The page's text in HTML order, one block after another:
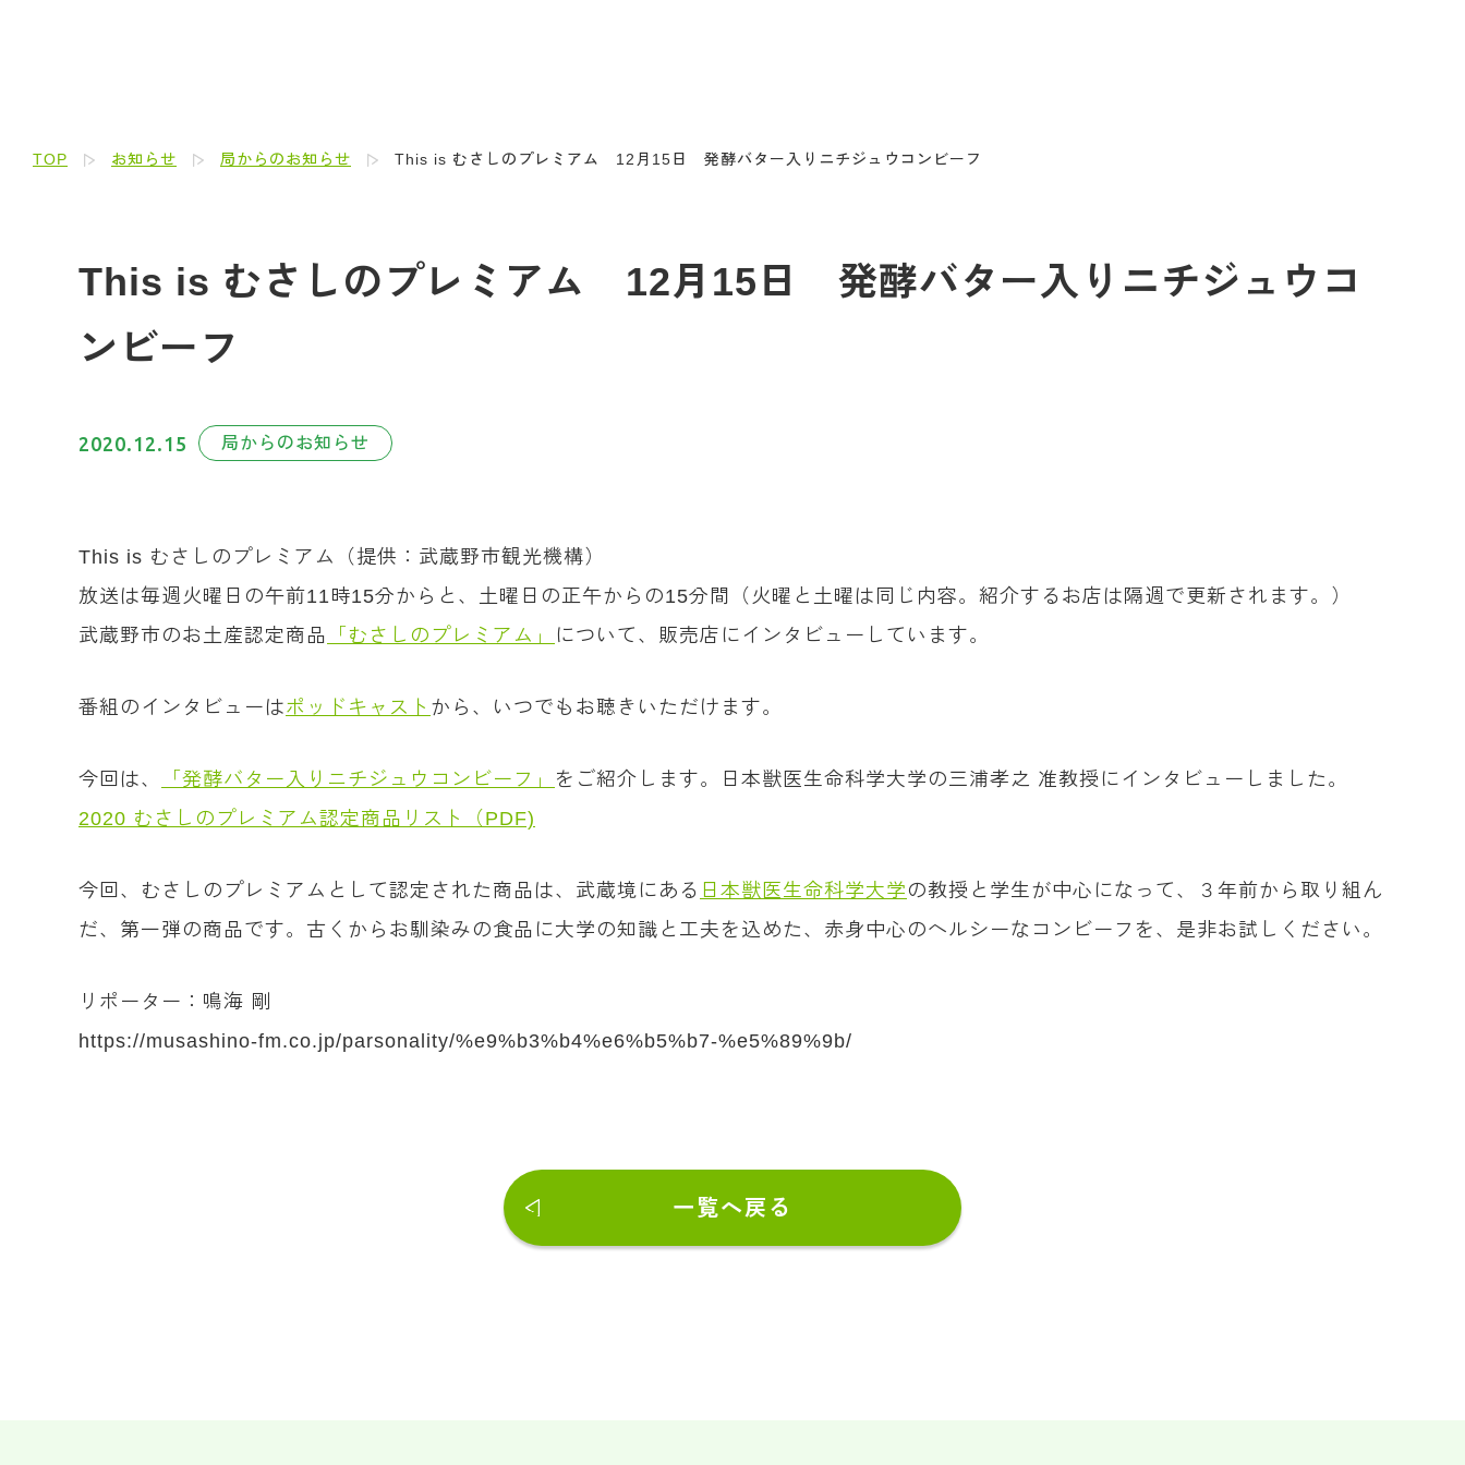
TOP お知らせ 局からのお知らせ This is むさしのプレミアム 12月15日 発酵バター入りニチジュウコンビーフ
This is むさしのプレミアム 12月15日 発酵バター入りニチジュウコ
ンビーフ
2020.12.15 局からのお知らせ
This is むさしのプレミアム（提供：武蔵野市観光機構）
放送は毎週火曜日の午前11時15分からと、土曜日の正午からの15分間（火曜と土曜は同じ内容。紹介するお店は隔週で更新されます。）
武蔵野市のお土産認定商品 「むさしのプレミアム」 について、販売店にインタビューしています。
番組のインタビューはポッドキャスト から、いつでもお聴きいただけます。
今回は、 「発酵バター入りニチジュウコンビーフ」 をご紹介します。日本獣医生命科学大学の三浦孝之 准教授にインタビューしました。
2020 むさしのプレミアム認定商品リスト（PDF)
今回、むさしのプレミアムとして認定された商品は、武蔵境にある 日本獣医生命科学大学 の教授と学生が中心になって、３年前から取り組ん
だ、第一弾の商品です。古くからお馴染みの食品に大学の知識と工夫を込めた、赤身中心のヘルシーなコンビーフを、是非お試しください。
リポーター：鳴海 剛
https://musashino-fm.co.jp/parsonality/%e9%b3%b4%e6%b5%b7-%e5%89%9b/
一覧へ戻る